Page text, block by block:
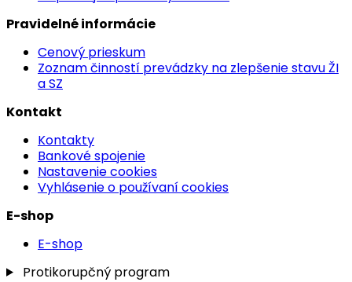
Pravidelné informácie
Cenový prieskum
Zoznam činností prevádzky na zlepšenie stavu ŽI
a SZ
Kontakt
Kontakty
Bankové spojenie
Nastavenie cookies
Vyhlásenie o používaní cookies
E-shop
E-shop
Protikorupčný program